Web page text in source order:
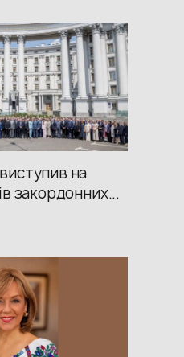
на
закордонних...